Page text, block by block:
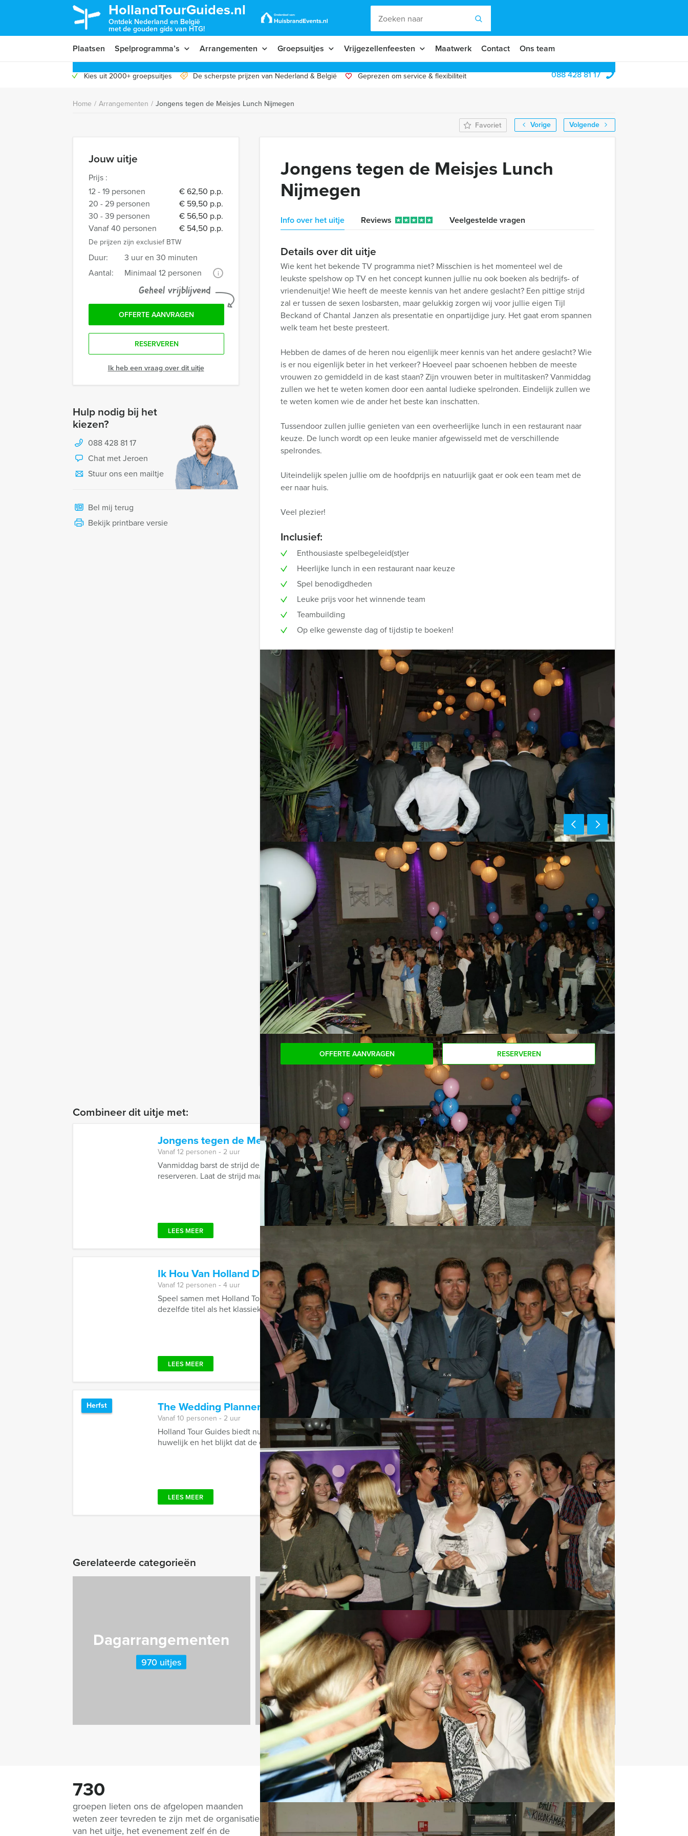
HollandTourGuides.nl
Ontdek Nederland en België
met de gouden gids van HTG!
Plaatsen Spelprogramma’s Arrangementen Groepsuitjes Vrijgezellenfeesten Maatwerk Contact Ons team
Kies uit 2000+ groepsuitjes De scherpste prijzen van Nederland & België Geprezen om service & flexibiliteit 088 428 81 17
Home / Arrangementen / Jongens tegen de Meisjes Lunch Nijmegen
Vorige
Volgende
Favoriet
Jouw uitje
Prijs :
12 - 19 personen
€ 62,50 p.p.
20 - 29 personen
€ 59,50 p.p.
30 - 39 personen
€ 56,50 p.p.
Vanaf 40 personen
€ 54,50 p.p.
De prijzen zijn exclusief BTW
Duur:
3 uur en 30 minuten
Aantal:
Minimaal 12 personen i
Geheel vrijblijvend
OFFERTE AANVRAGEN
RESERVEREN
Ik heb een vraag over dit uitje
Hulp nodig bij het
kiezen?
088 428 81 17
Chat met Jeroen
Stuur ons een mailtje
Bel mij terug
Bekijk printbare versie
Jongens tegen de Meisjes Lunch
Nijmegen
Info over het uitje Reviews Veelgestelde vragen
Details over dit uitje
Wie kent het bekende TV programma niet? Misschien is het momenteel wel de
leukste spelshow op TV en het concept kunnen jullie nu ook boeken als bedrijfs- of
vriendenuitje! Wie heeft de meeste kennis van het andere geslacht? Een pittige strijd
zal er tussen de sexen losbarsten, maar gelukkig zorgen wij voor jullie eigen Tijl
Beckand of Chantal Janzen als presentatie en onpartijdige jury. Het gaat erom spannen
welk team het beste presteert.
Hebben de dames of de heren nou eigenlijk meer kennis van het andere geslacht? Wie
is er nou eigenlijk beter in het verkeer? Hoeveel paar schoenen hebben de meeste
vrouwen zo gemiddeld in de kast staan? Zijn vrouwen beter in multitasken? Vanmiddag
zullen we het te weten komen door een aantal ludieke spelronden. Eindelijk zullen we
te weten komen wie de ander het beste kan inschatten.
Tussendoor zullen jullie genieten van een overheerlijke lunch in een restaurant naar
keuze. De lunch wordt op een leuke manier afgewisseld met de verschillende
spelrondes.
Uiteindelijk spelen jullie om de hoofdprijs en natuurlijk gaat er ook een team met de
eer naar huis.
Veel plezier!
Inclusief:
Enthousiaste spelbegeleid(st)er
Heerlijke lunch in een restaurant naar keuze
Spel benodigdheden
Leuke prijs voor het winnende team
Teambuilding
Op elke gewenste dag of tijdstip te boeken!
Handige tip:
Niet telkens uw knip hoeven trekken om uw drankje af te rekenen? Voor € 13,50 per
persoon per uur (excl. BTW) kunt u gebruikmaken van het drankarrangement, waarbij u
onbeperkt kunt genieten van bier, fris, huiswijn, koffie en thee. Zo komt u ook achteraf
niet voor verrassingen te staan!
Komen jullie niet aan het minimale aantal deelnemers? Als je bereid bent voor het
minimale aantal te betalen, kan je ook gewoon voor minder personen boeken!
OFFERTE AANVRAGEN RESERVEREN
Combineer dit uitje met:
Jongens tegen de Meisjes Heerenveen
Vanaf€ 27,50p.p. excl. BTW
Vanaf 12 personen ‐ 2 uur
Vanmiddag barst de strijd der seksen los! Vanaf nu kunt u bij Holland Tour Guides het Jongens tegen de Meisjes spel
reserveren. Laat de strijd maar losbarsten!
LEES MEER Favoriet
Ik Hou Van Holland Diner Urk Vanaf€ 64,50 p.p. excl. BTW
Vanaf 12 personen ‐ 4 uur
Speel samen met Holland Tour Guides in Urk het beroemde tv-spel 'Ik hou van Holland'. Speel dit avondarrangement met
dezelfde titel als het klassieke Nederlandse lied, ...
LEES MEER Favoriet
The Wedding Planner Tablet Game Den Bosch
Herfst Vanaf € 27,50 p.p. excl. BTW
Vanaf 10 personen ‐ 2 uur
Holland Tour Guides biedt nu het meest bijzondere vrijgezellenuitje aan: The Wedding Planner! Het is de dag voor het
huwelijk en het blijkt dat de ceremoniemeester er een ...
LEES MEER Favoriet
Gerelateerde categorieën
Dagarrangementen
970 uitjes
Culinaire uitjes
1237 uitjes
Teambuilding
2167 uitjes
730
groepen lieten ons de afgelopen maanden
weten zeer tevreden te zijn met de organisatie
van het uitje, het evenement zelf én de
Vragen over dit uitje?